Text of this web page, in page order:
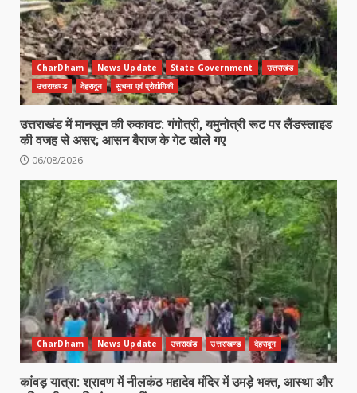
CharDham News Update State Government
उत्तराखंड
उत्तराखण्ड
देहरादून सुचना एवं प्रोद्योगिकी
उत्तराखंड में मानसून की रुकावट: गंगोत्री, यमुनोत्री रूट पर लैंडस्लाइड
की वजह से असर; आसन बैराज के गेट खोले गए
06/08/2026
CharDham News Update उत्तराखंड उत्तराखण्ड देहरादून
कांवड़ यात्रा: श्रावण में नीलकंठ महादेव मंदिर में उमड़े भक्त, आस्था और